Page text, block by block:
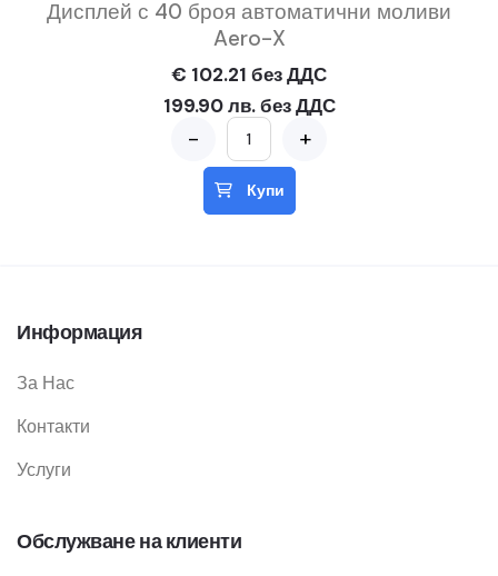
Дисплей с 40 броя автоматични моливи
Aero-X
€ 102.21 без ДДС
199.90 лв. без ДДС
- +
Купи
Информация
За Нас
Контакти
Услуги
Обслужване на клиенти